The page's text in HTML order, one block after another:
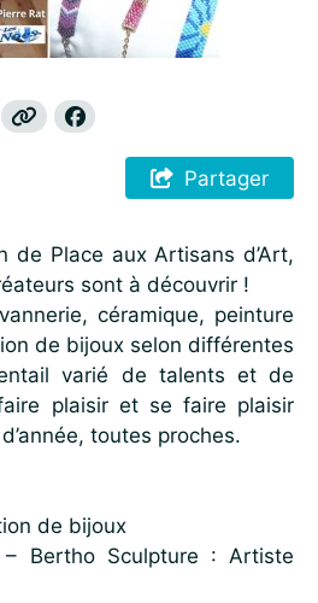
Partager
de Place aux Artisans d’Art,
sont à découvrir !
céramique, peinture
de bijoux selon différentes
varié de talents et de
plaisir et se faire plaisir
toutes proches.
de bijoux
– Bertho Sculpture : Artiste